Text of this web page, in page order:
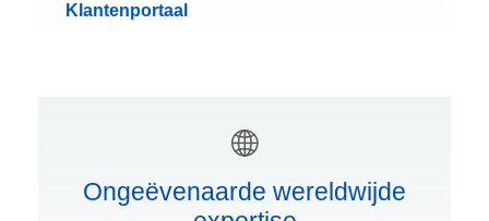
Klantenportaal
Ongeëvenaarde wereldwijde